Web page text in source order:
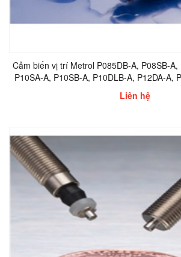
Cảm biến vị trí Metrol P085DB-A, P08SB-A,
P10SA-A, P10SB-A, P10DLB-A, P12DA-A,
Liên hệ